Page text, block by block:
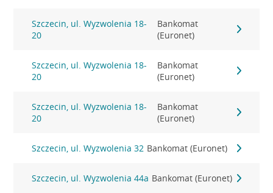
Szczecin, ul. Wyzwolenia 18-
20
Bankomat
(Euronet)
Szczecin, ul. Wyzwolenia 18-
20
Bankomat
(Euronet)
Szczecin, ul. Wyzwolenia 18-
20
Bankomat
(Euronet)
Szczecin, ul. Wyzwolenia 32 Bankomat (Euronet)
Szczecin, ul. Wyzwolenia 44a Bankomat (Euronet)